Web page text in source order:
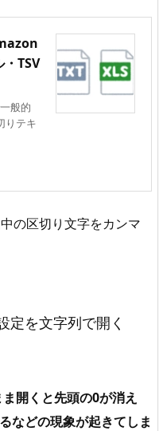
TSV
般的
りテキ
の区切り文字をカンマ
定を文字列で開く
開くと先頭の0が消え
などの現象が起きてしま